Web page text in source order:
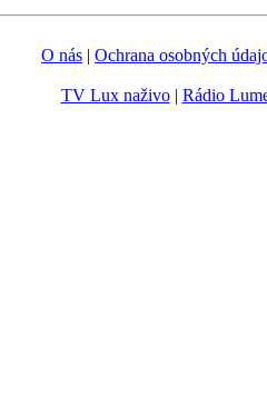
O nás | Ochrana osobných
TV Lux naživo| Rádio